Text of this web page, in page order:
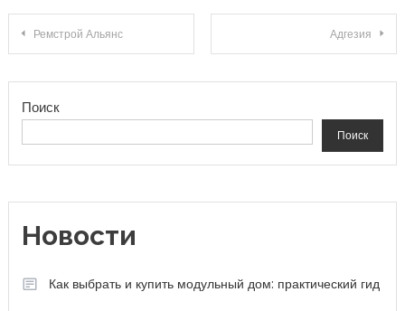
Навигация по записям
Ремстрой Альянс Адгезия
Поиск
Поиск
Новости
Как выбрать и купить модульный дом: практический гид